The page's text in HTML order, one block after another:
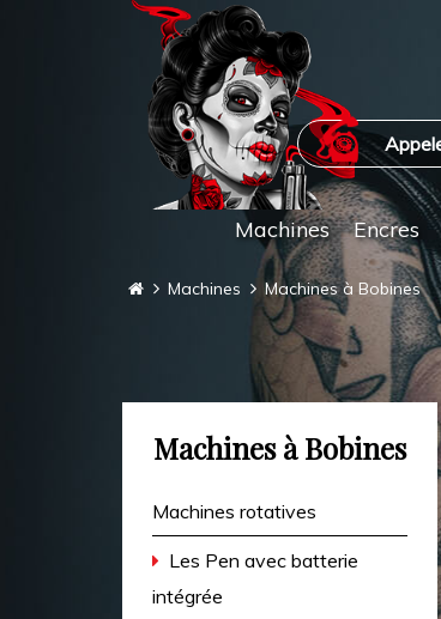
Machines Encres
Machines Machines à Bobines
Machines à Bobines
Machines rotatives
Les Pen avec batterie
intégrée